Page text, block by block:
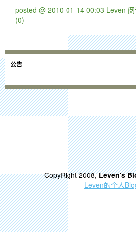
公告
posted @ 2010-01-14 00:03 Leven
(0)
CopyRight 2008,Leven's
Leven的个人